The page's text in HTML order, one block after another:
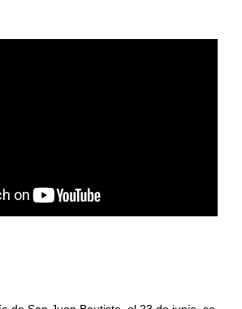
cocinar con fuego